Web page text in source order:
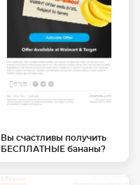
Вы счастливы получить
БЕСПЛАТНЫЕ бананы?